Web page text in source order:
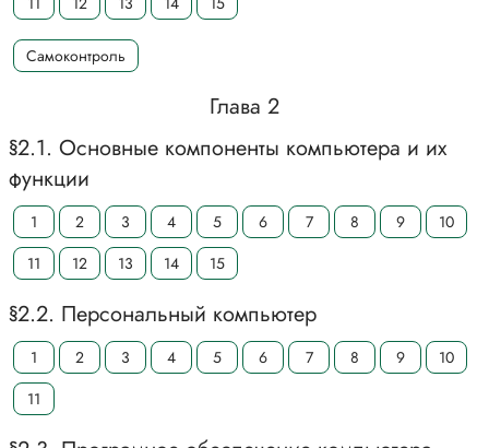
Самоконтроль
Глава 2
§2.1. Основные компоненты компьютера и их
функции
1 2 3 4 5 6 7 8 9
10
11
12 13 14 15
§2.2. Персональный компьютер
1 2 3 4 5 6 7 8 9
10
11